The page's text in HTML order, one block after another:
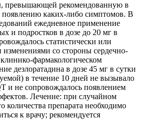
превышающей рекомендованную в
появлению каких-либо симптомов. В
ежедневное применение
и подростков в дозе до 20 мг в
статистически или
со стороны сердечно-
фармакологическом
дезлоратадина в дозе 45 мг в сутки
в течение 10 дней не вызывало
и не сопровождалось появлением
Лечение: при случайном
количества препарата необходимо
к врачу; рекомендуется